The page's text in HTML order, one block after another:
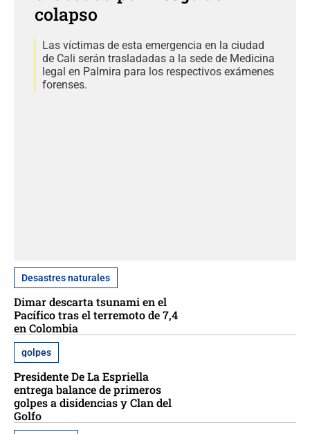
colapso
Las víctimas de esta emergencia en la ciudad
de Cali serán trasladadas a la sede de Medicina
legal en Palmira para los respectivos exámenes
forenses.
Desastres naturales
Dimar descarta tsunami en el
Pacífico tras el terremoto de 7,4
en Colombia
golpes
Presidente De La Espriella
entrega balance de primeros
golpes a disidencias y Clan del
Golfo